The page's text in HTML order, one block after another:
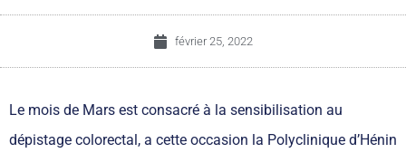
février 25, 2022
Le mois de Mars est consacré à la sensibilisation au
dépistage colorectal, a cette occasion la Polyclinique d’Hénin